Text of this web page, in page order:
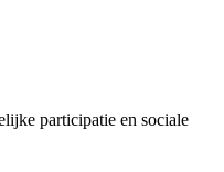
participatie en sociale